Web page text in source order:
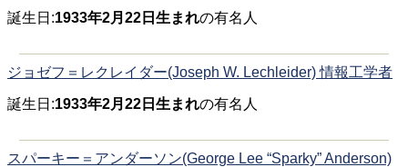
誕生日:1933年2月22日生まれの有名人
ジョゼフ＝レクレイダー(Joseph W. Lechleider) 情報工学者
誕生日:1933年2月22日生まれの有名人
スパーキー＝アンダーソン(George Lee “Sparky” Anderson)